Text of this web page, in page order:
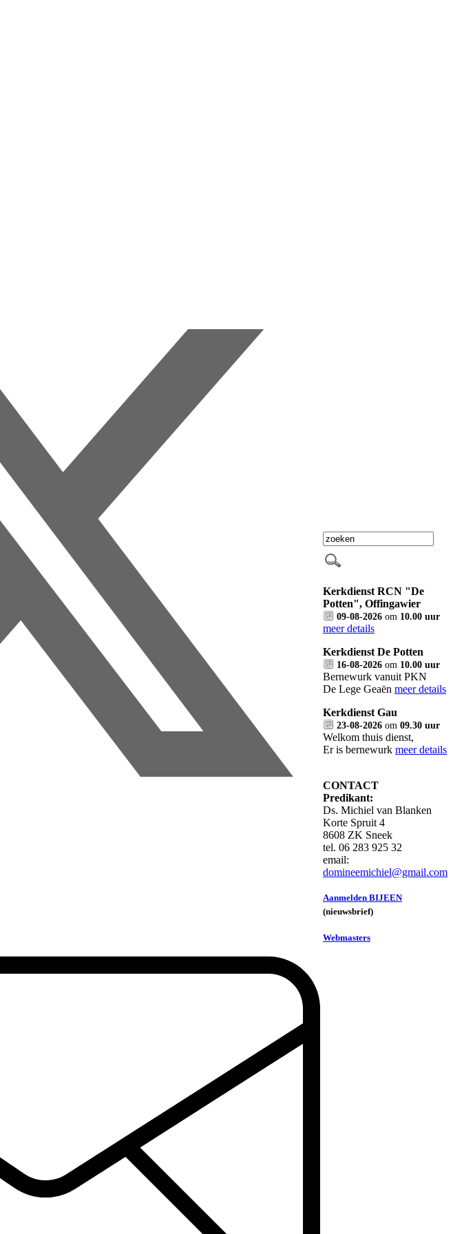
Kerkdienst RCN "De
Potten", Offingawier
09-08-2026 om 10.00 uur
meer details
Kerkdienst De Potten
16-08-2026 om 10.00 uur
Bernewurk vanuit PKN
De Lege Geaën meer details
Kerkdienst Gau
23-08-2026 om 09.30 uur
Welkom thuis dienst,
Er is bernewurk meer details
CONTACT
Predikant:
Ds. Michiel van Blanken
Korte Spruit 4
8608 ZK Sneek
tel. 06 283 925 32
email:
domineemichiel@gmail.com
Aanmelden BIJEEN
(nieuwsbrief)
Webmasters